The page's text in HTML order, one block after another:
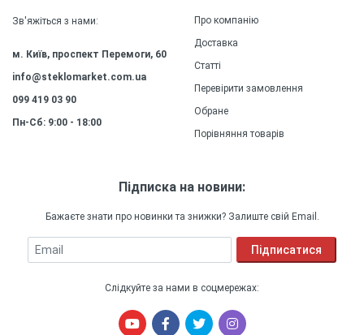
Зв'яжіться з нами:
м. Київ, проспект Перемоги, 60
info@steklomarket.com.ua
099 419 03 90
Пн-Сб: 9:00 - 18:00
Про компанію
Доставка
Статті
Перевірити замовлення
Обране
Порівняння товарів
Підписка на новини:
Бажаєте знати про новинки та знижки? Залиште свій Email.
Email Підписатися
Слідкуйте за нами в соцмережах: